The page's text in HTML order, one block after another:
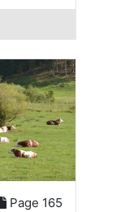
Page 165